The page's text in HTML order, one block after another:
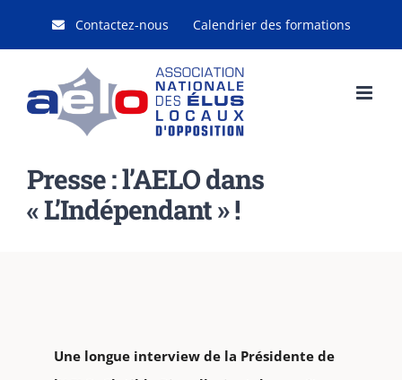
Contactez-nous Calendrier des formations
Presse : l’AELO dans
« L’Indépendant » !
Une longue interview de la Présidente de